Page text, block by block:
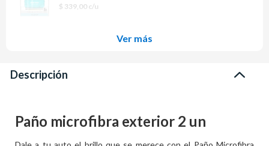
$ 339,00 c/u
Ver más
Descripción
Paño microfibra exterior 2 un